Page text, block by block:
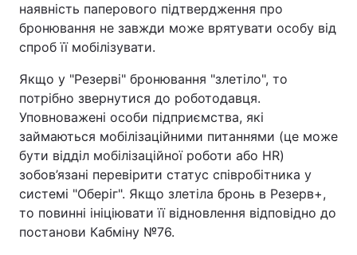
наявність паперового підтвердження про
бронювання не завжди може врятувати особу від
спроб її мобілізувати.
Якщо у "Резерві" бронювання "злетіло", то
потрібно звернутися до роботодавця.
Уповноважені особи підприємства, які
займаються мобілізаційними питаннями (це може
бути відділ мобілізаційної роботи або HR)
зобов’язані перевірити статус співробітника у
системі "Оберіг". Якщо злетіла бронь в Резерв+,
то повинні ініціювати її відновлення відповідно до
постанови Кабміну №76.